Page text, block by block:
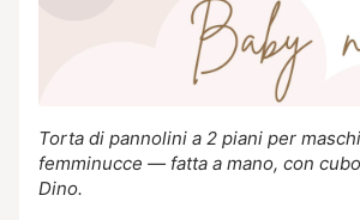
Torta di pannolini a 2 piani per
femminucce — fatta a mano, con
Dino.